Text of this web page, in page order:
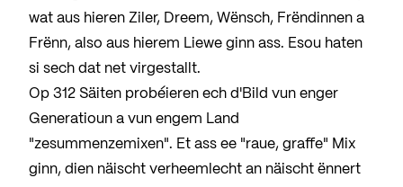
wat aus hieren Ziler, Dreem, Wënsch, Frëndinnen a
Frënn, also aus hierem Liewe ginn ass. Esou haten
si sech dat net virgestallt.
Op 312 Säiten probéieren ech d'Bild vun enger
Generatioun a vun engem Land
"zesummenzemixen". Et ass ee "raue, graffe" Mix
ginn, dien näischt verheemlecht an näischt ënnert